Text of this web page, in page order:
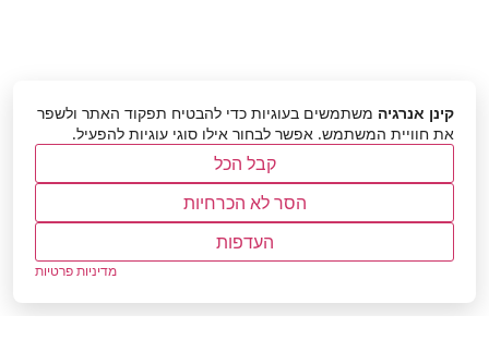
קינן אנרגיה משתמשים בעוגיות כדי להבטיח תפקוד האתר ולשפר
את חוויית המשתמש. אפשר לבחור אילו סוגי עוגיות להפעיל.
קבל הכל
הסר לא הכרחיות
העדפות
מדיניות פרטיות